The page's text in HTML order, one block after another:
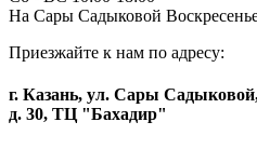
На Сары Садыковой
Приезжайте к нам по адресу:
г. Казань, ул. Сары
д. 30, ТЦ "Бахадир"